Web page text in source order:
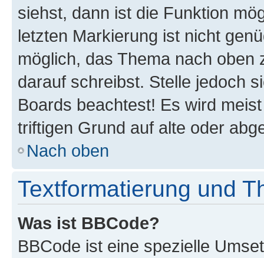
siehst, dann ist die Funktion
letzten Markierung ist nicht
möglich, das Thema nach oben
darauf schreibst. Stelle jedoch
Boards beachtest! Es wird
triftigen Grund auf alte oder
Nach oben
Textformatierung und
Was ist BBCode?
BBCode ist eine spezielle